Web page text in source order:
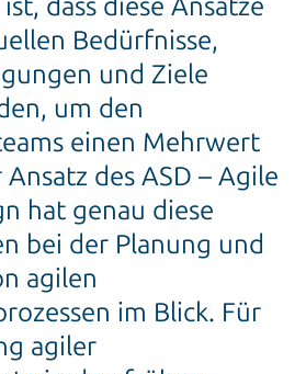
Bedürfnisse,
und Ziele
um den
einen Mehrwert
des ASD – Agile
hat genau diese
bei der Planung und
agilen
im Blick. Für
agiler